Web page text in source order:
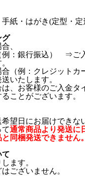
手紙・はがき(定型・定
グ
、
例：銀行振込） ⇒ご
合（例：クレジット
いたします。
、お客様のご入金タ
ことがございます。
望日にお届けできな
通常商品より発送に
同梱発送できません。
て
ます。
ございません。